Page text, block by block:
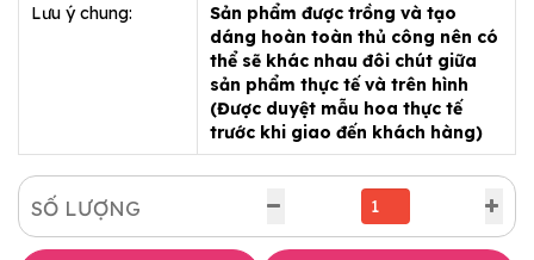
Lưu ý chung:
Sản phẩm được trồng và tạo
dáng hoàn toàn thủ công nên có
thể sẽ khác nhau đôi chút giữa
sản phẩm thực tế và trên hình
(Được duyệt mẫu hoa thực tế
trước khi giao đến khách hàng)
SỐ LƯỢNG